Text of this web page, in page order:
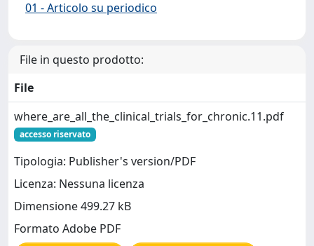
01 - Articolo su periodico
File in questo prodotto:
File
where_are_all_the_clinical_trials_for_chronic.11.pdf
accesso riservato
Tipologia: Publisher's version/PDF
Licenza: Nessuna licenza
Dimensione 499.27 kB
Formato Adobe PDF